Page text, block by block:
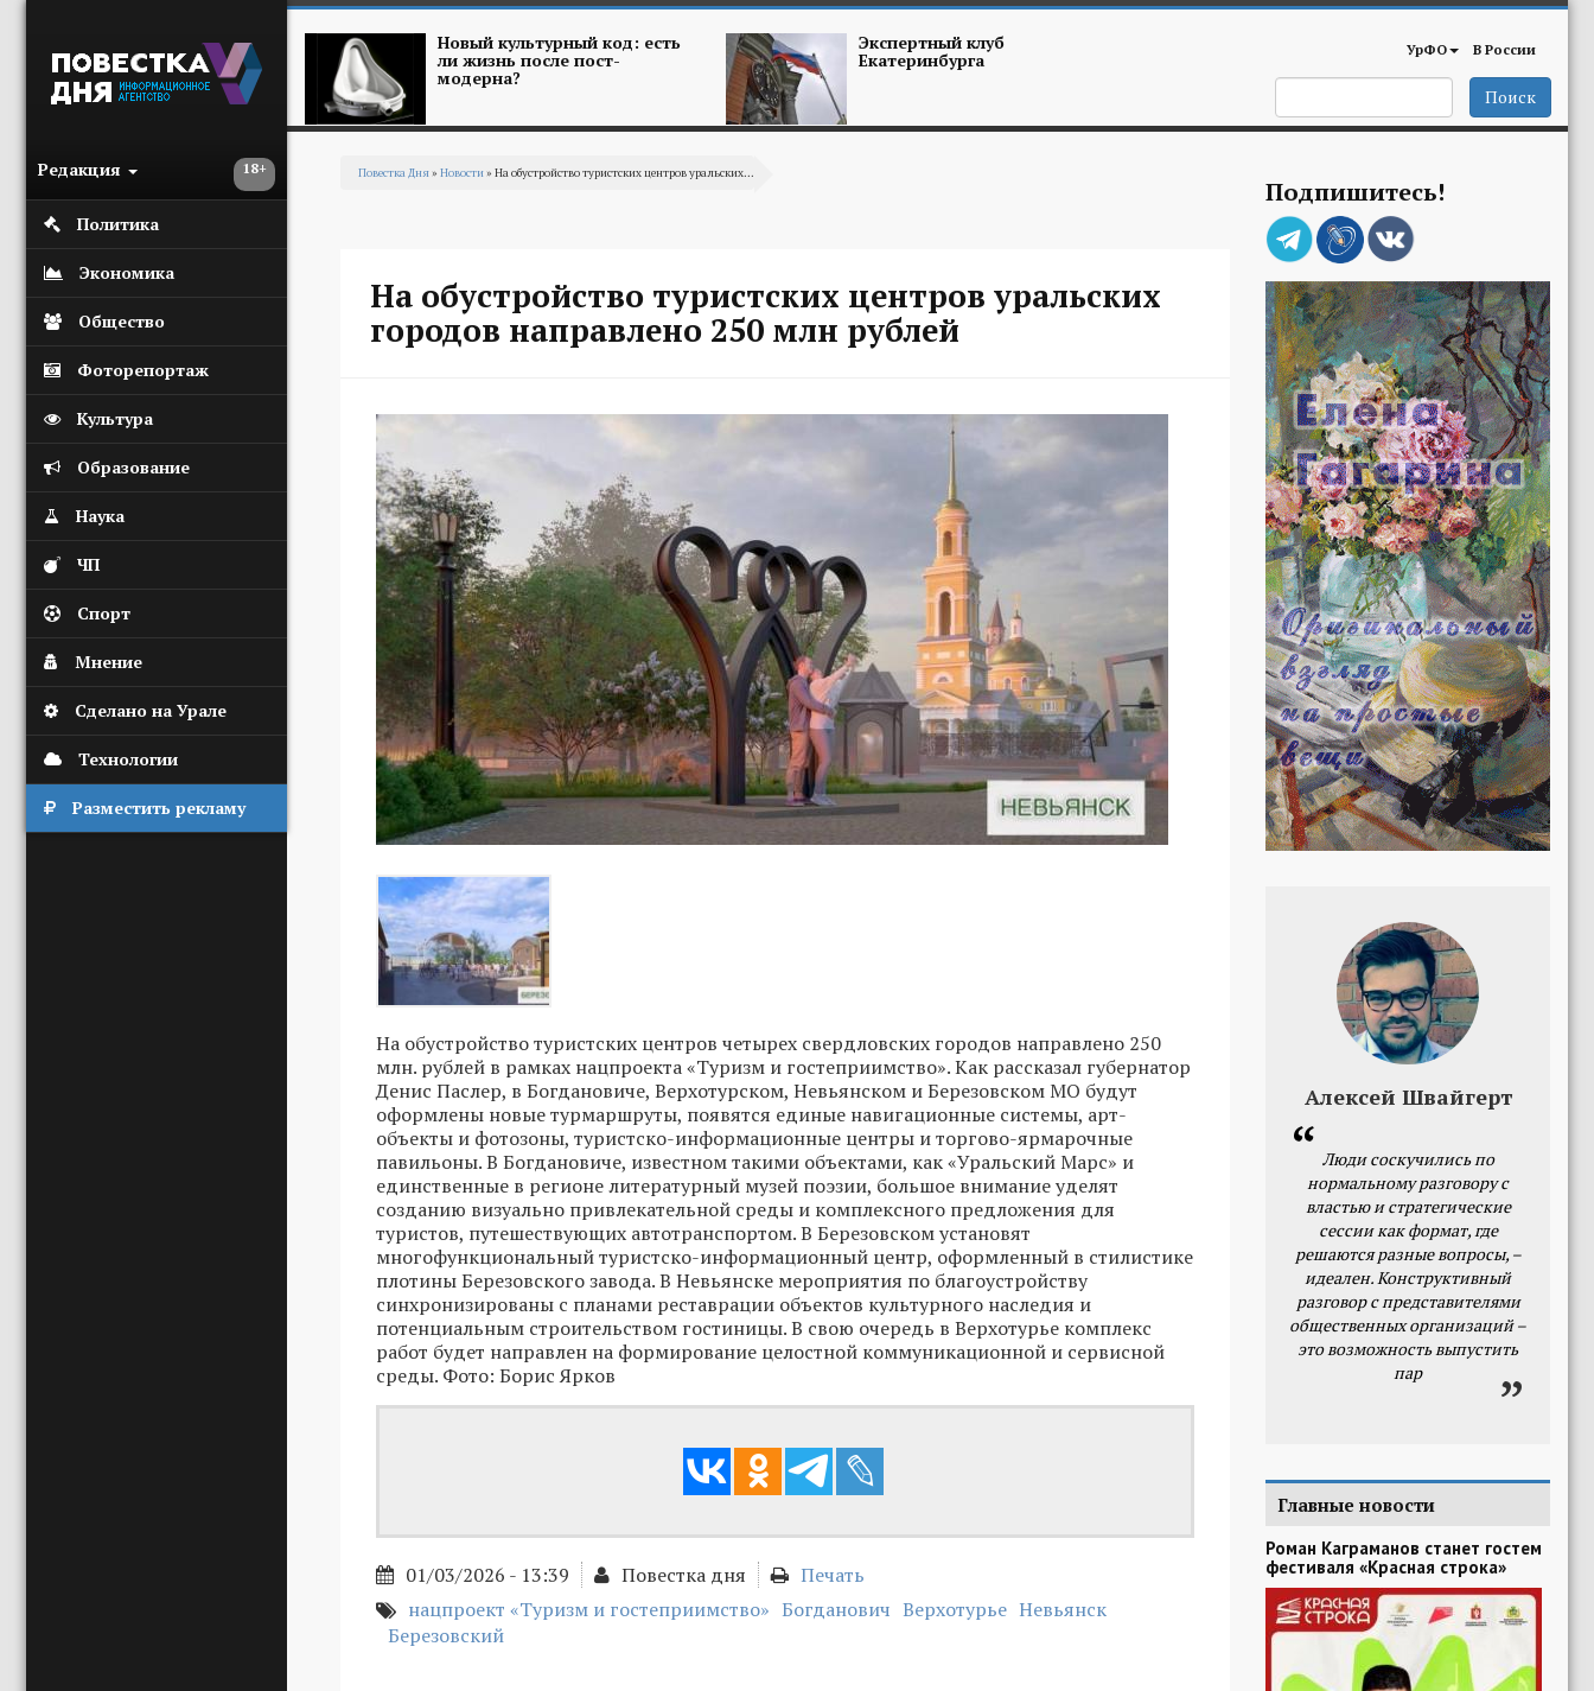
18+
Редакция
Политика
Экономика
Общество
Фоторепортаж
Культура
Образование
Наука
ЧП
Спорт
Мнение
Сделано на Урале
Технологии
Разместить рекламу
Новый культурный код: есть
ли жизнь после пост-
модерна?
Экспертный клуб
Екатеринбурга УрФО В России
Поиск
Повестка Дня» Новости» На обустройство туристских центров уральских...
На обустройство туристских центров уральских
городов направлено 250 млн рублей
На обустройство туристских центров четырех свердловских городов направлено 250
млн. рублей в рамках нацпроекта «Туризм и гостеприимство». Как рассказал губернатор
Денис Паслер, в Богдановиче, Верхотурском, Невьянском и Березовском МО будут
оформлены новые турмаршруты, появятся единые навигационные системы, арт-
объекты и фотозоны, туристско-информационные центры и торгово-ярмарочные
павильоны. В Богдановиче, известном такими объектами, как «Уральский Марс» и
единственные в регионе литературный музей поэзии, большое внимание уделят
созданию визуально привлекательной среды и комплексного предложения для
туристов, путешествующих автотранспортом. В Березовском установят
многофункциональный туристско-информационный центр, оформленный в стилистике
плотины Березовского завода. В Невьянске мероприятия по благоустройству
синхронизированы с планами реставрации объектов культурного наследия и
потенциальным строительством гостиницы. В свою очередь в Верхотурье комплекс
работ будет направлен на формирование целостной коммуникационной и сервисной
среды. Фото: Борис Ярков
01/03/2026 - 13:39 Повестка дня
Печать
нацпроект «Туризм и гостеприимство» Богданович Верхотурье Невьянск
Березовский
Подпишитесь!
Алексей Швайгерт
Люди соскучились по
нормальному разговору с
властью и стратегические
сессии как формат, где
решаются разные вопросы, –
идеален. Конструктивный
разговор с представителями
общественных организаций –
это возможность выпустить
пар
Главные новости
Роман Каграманов станет гостем
фестиваля «Красная строка»